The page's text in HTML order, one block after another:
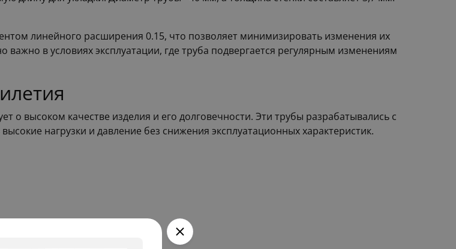
линейного расширения 0.15, что позволяет минимизировать изменения их
в условиях эксплуатации, где труба подвергается регулярным изменениям
о высоком качестве изделия и его долговечности. Эти трубы разрабатывались с
нагрузки и давление без снижения эксплуатационных характеристик.